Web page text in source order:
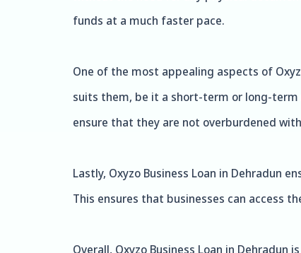
funds at a much faster pace.
One of the most appealing aspects of
suits them, be it a short-term or long-
ensure that they are not overburdened
Lastly, Oxyzo Business Loan in Dehradun
This ensures that businesses can access
Overall, Oxyzo Business Loan in